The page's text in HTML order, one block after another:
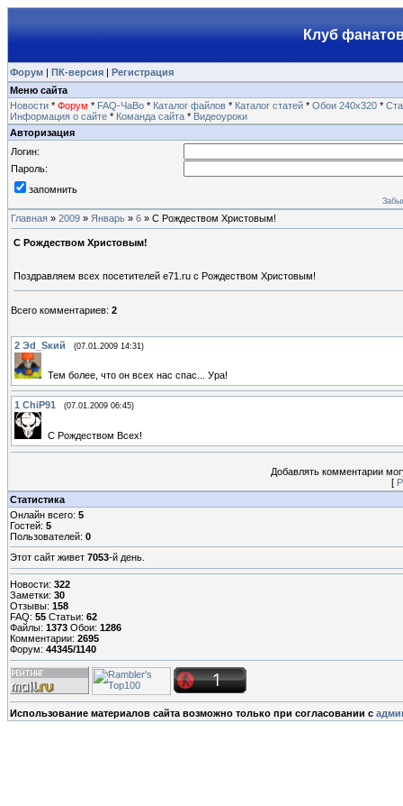
Клуб
Форум | ПК-версия | Регистрация
Меню сайта
Новости * Форум * FAQ-ЧаВо * Каталог файлов * Каталог статей * Обои 240х320 *
Информация о сайте * Команда сайта * Видеоуроки
Авторизация
Логин:
Пароль:
запомнить
Главная » 2009 » Январь » 6 » С Рождеством Христовым!
С Рождеством Христовым!
Поздравляем всех посетителей e71.ru с Рождеством Христовым!
Всего комментариев: 2
2 Эd_Sкий (07.01.2009 14:31)
Тем более, что он всех нас спас... Ура!
1 ChiP91 (07.01.2009 06:45)
С Рождеством Всех!
Добавлять комментарии
[
Статистика
Онлайн всего: 5
Гостей: 5
Пользователей: 0
Этот сайт живет 7053-й день.
Новости: 322
Заметки: 30
Отзывы: 158
FAQ: 55 Статьи: 62
Файлы: 1373 Обои: 1286
Комментарии: 2695
Форум: 44345/1140
Использование материалов сайта возможно только при согласовании с